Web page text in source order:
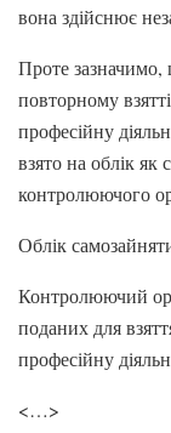
вона здійснює
Проте
повторному
професійну
взято на облік як
контролюючого
Облік
Контролюючий
поданих для
професійну
<…>